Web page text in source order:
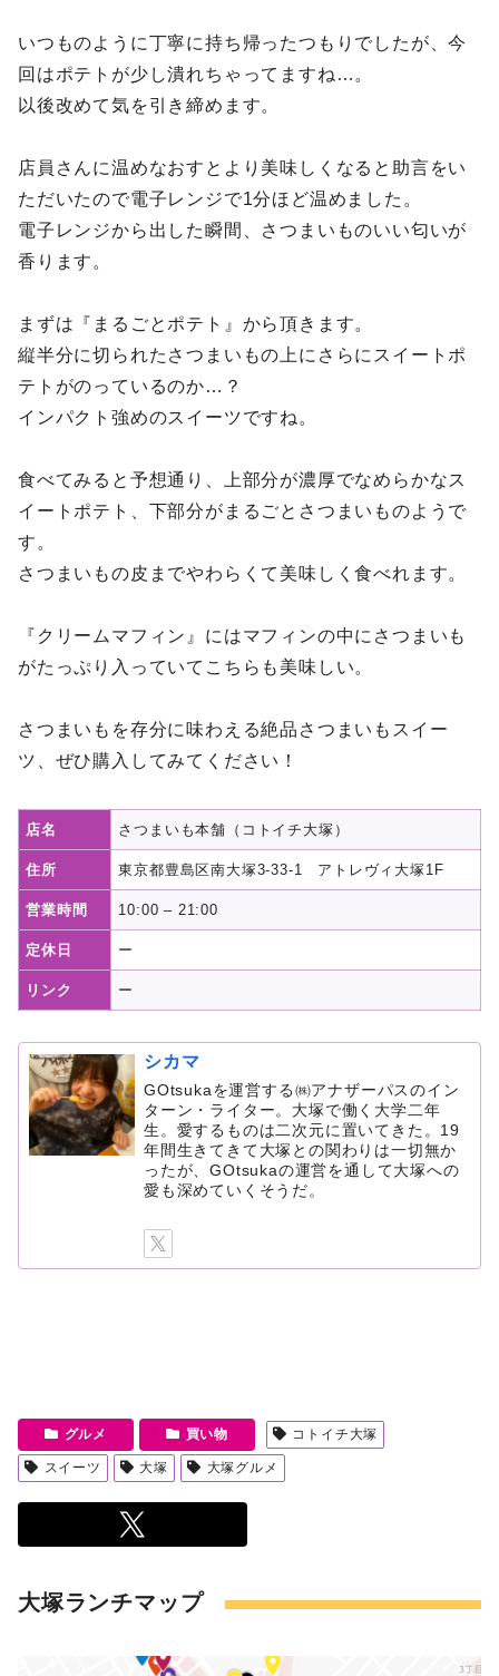
いつものように丁寧に持ち帰ったつもりでしたが、今
回はポテトが少し潰れちゃってますね…。
以後改めて気を引き締めます。
店員さんに温めなおすとより美味しくなると助言をい
ただいたので電子レンジで1分ほど温めました。
電子レンジから出した瞬間、さつまいものいい匂いが
香ります。
まずは『まるごとポテト』から頂きます。
縦半分に切られたさつまいもの上にさらにスイートポ
テトがのっているのか…？
インパクト強めのスイーツですね。
食べてみると予想通り、上部分が濃厚でなめらかなス
イートポテト、下部分がまるごとさつまいものようで
す。
さつまいもの皮までやわらくて美味しく食べれます。
『クリームマフィン』にはマフィンの中にさつまいも
がたっぷり入っていてこちらも美味しい。
さつまいもを存分に味わえる絶品さつまいもスイー
ツ、ぜひ購入してみてください！
店名 さつまいも本舗（コトイチ大塚）
住所 東京都豊島区南大塚3-33-1 アトレヴィ大塚1F
営業時間 10:00 – 21:00
定休日 ー
リンク ー
シカマ
GOtsukaを運営する㈱アナザーパスのイン
ターン・ライター。大塚で働く大学二年
生。愛するものは二次元に置いてきた。19
年間生きてきて大塚との関わりは一切無か
ったが、GOtsukaの運営を通して大塚への
愛も深めていくそうだ。
グルメ 買い物 コトイチ大塚
スイーツ 大塚 大塚グルメ
大塚ランチマップ